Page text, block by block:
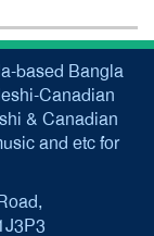
based Bangla
Canadian
& Canadian
and etc for